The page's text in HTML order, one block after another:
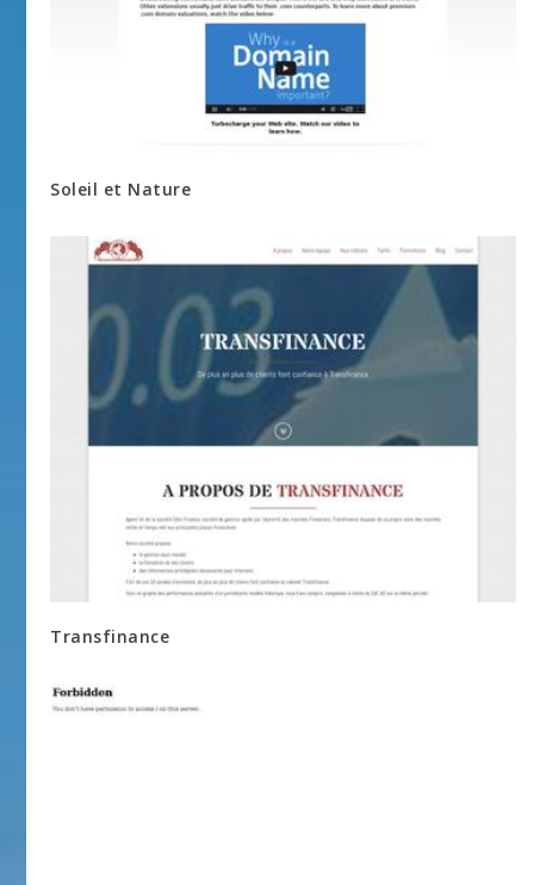
Soleil et Nature
Transfinance